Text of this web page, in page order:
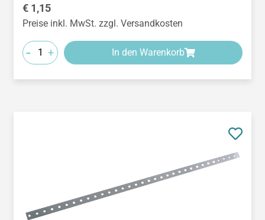
Regulärer Preis:
€ 1,15
Preise inkl. MwSt. zzgl. Versandkosten
- + In den Warenkorb